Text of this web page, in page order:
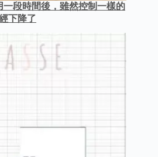
一段時間後，雖然控制一樣的
下降了